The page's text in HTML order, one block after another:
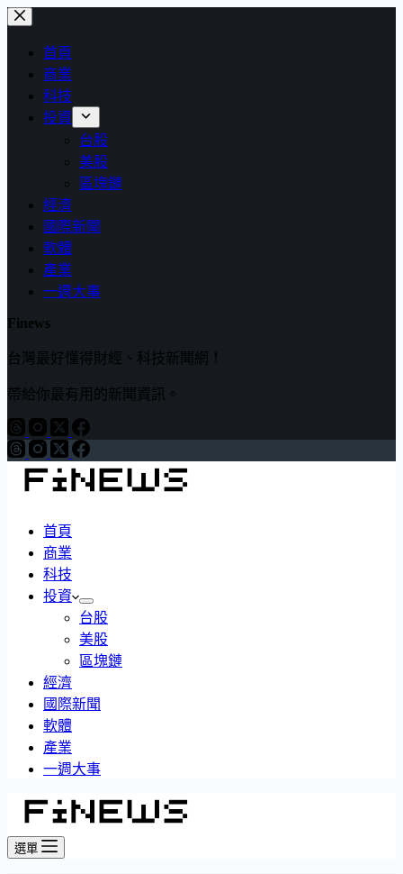
跳
首頁
商業
科技
投資
台股
美股
區塊鏈
經濟
國際新聞
軟體
產業
一週大事
Finews
台灣最好懂得財經、科技新聞網！
帶給你最有用的新聞資訊。
首頁
商業
科技
投資
台股
美股
區塊鏈
經濟
國際新聞
軟體
產業
一週大事
選單